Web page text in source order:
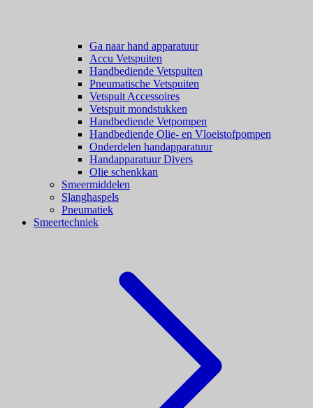
Ga naar hand apparatuur
Accu Vetspuiten
Handbediende Vetspuiten
Pneumatische Vetspuiten
Vetspuit Accessoires
Vetspuit mondstukken
Handbediende Vetpompen
Handbediende Olie- en Vloeistofpompen
Onderdelen handapparatuur
Handapparatuur Divers
Olie schenkkan
Smeermiddelen
Slanghaspels
Pneumatiek
Smeertechniek